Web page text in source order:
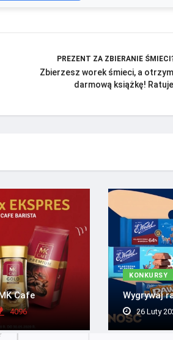
PREZENT ZA ZBIERANIE
Zbierzesz worek śmieci, a
darmową książkę!
Cafe
4096
KONKURSY
Wygrywaj
26 Luty